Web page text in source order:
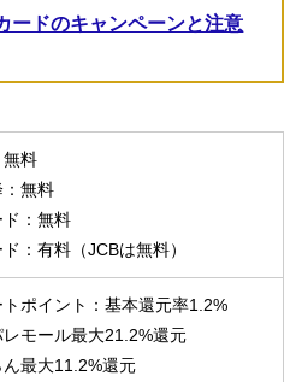
ードのキャンペーンと注意
無料
無料
：無料
：有料（JCBは無料）
トポイント：基本還元率1.2%
レモール最大21.2%還元
ん最大11.2%還元